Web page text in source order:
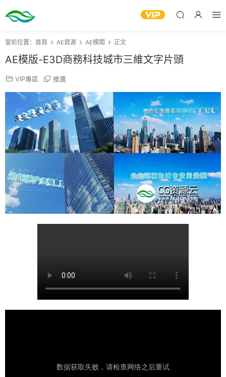
當前位置： 首頁 AE資源 AE模闆 正文
AE模版-E3D商務科技城市三維文字片頭
VIP專區 推廣